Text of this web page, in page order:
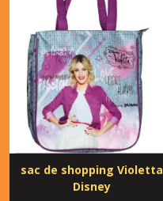
sac de shopping Violetta
Disney